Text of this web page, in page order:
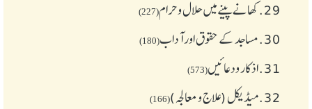
29. کھانے پینے میں حلال و حرام(227)
30. مساجد کے حقوق اور آداب(180)
31. اذکار ودعائیں(573)
32. میڈیکل (علاج و معالجہ)(166)